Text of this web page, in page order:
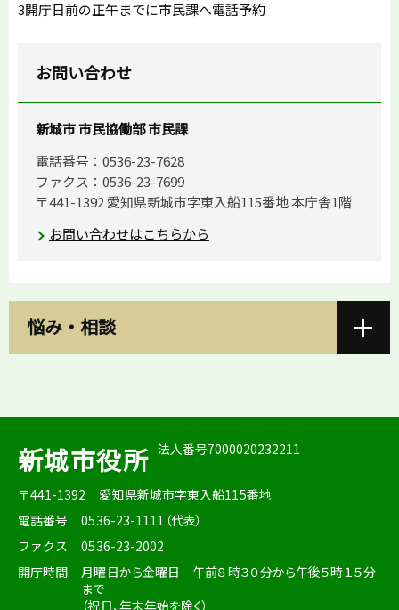
3開庁日前の正午までに市民課へ電話予約
お問い合わせ
新城市 市民協働部 市民課
電話番号：0536-23-7628
ファクス：0536-23-7699
〒441-1392 愛知県新城市字東入船115番地 本庁舎1階
お問い合わせはこちらから
悩み・相談
新城市役所 法人番号7000020232211
〒441-1392
愛知県新城市字東入船115番地
電話番号
0536-23-1111（代表）
ファクス
0536-23-2002
開庁時間
月曜日から金曜日 午前８時３０分から午後５時１５分
まで
（祝日、年末年始を除く）